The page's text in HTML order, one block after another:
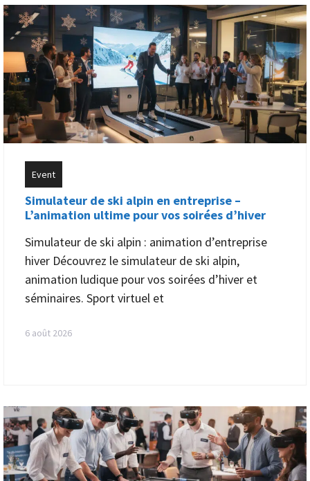
Event
Simulateur de ski alpin en entreprise –
L’animation ultime pour vos soirées d’hiver
Simulateur de ski alpin : animation d’entreprise
hiver Découvrez le simulateur de ski alpin,
animation ludique pour vos soirées d’hiver et
séminaires. Sport virtuel et
6 août 2026